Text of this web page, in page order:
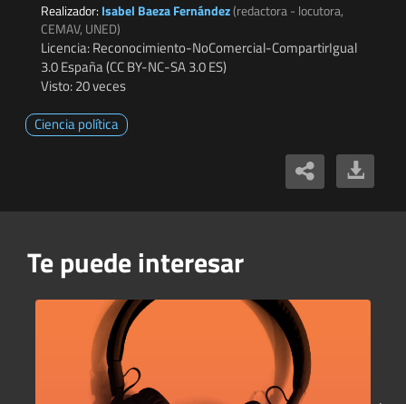
Realizador: Isabel Baeza Fernández(redactora - locutora,
CEMAV, UNED)
Licencia: Reconocimiento-NoComercial-CompartirIgual
3.0 España (CC BY-NC-SA 3.0 ES)
Visto: 20 veces
Ciencia política
Te puede interesar